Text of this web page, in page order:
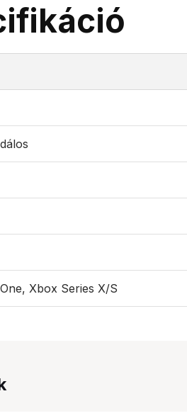
Xbox Series X/S